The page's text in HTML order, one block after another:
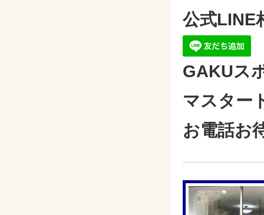
公式LINE
GAKUス
マスター
お電話お